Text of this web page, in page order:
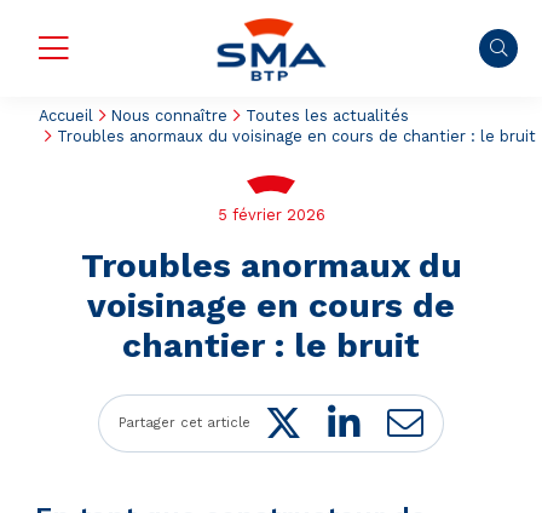
Accueil Nous connaître
Toutes les actualités
Troubles anormaux du voisinage en cours de chantier : le bruit
5 février 2026
Troubles anormaux du
voisinage en cours de
chantier : le bruit
Partager cet article Twitter
LinkedIn
Mail